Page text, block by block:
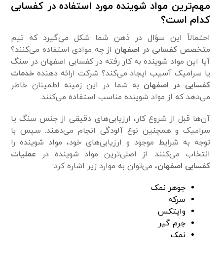
مهم‌ترین مواد شوینده مورد استفاده در کفسابی
کدام است؟
احتمالاً این سؤال در ذهن شما شکل می‌گیرد که تیم
متخصص کفسابی در اصفهان از چه موادی استفاده می‌کنند؟
آیا این مواد شوینده به کار رفته در کفسابی اصفهان در سنگ
یا سرامیک آسیب ایجاد می‌کند؟ شرکت ارائه دهنده خدمات
کفسابی در اصفهان به شما در این زمینه اطمینان خاطر
می‌دهد که از مواد شوینده مناسب استفاده می‌کنند.
آن‌ها قبل از شروع کار، ارزیابی‌های دقیقی از جنس سنگ یا
سرامیک و همچنین نوع آلودگی انجام می‌دهند. سپس با
توجه به شرایط موجود و ارزیابی‌های خود، مواد شوینده را
انتخاب می‌کنند. از اصلی‌ترین مواد شوینده در عملیات
کفسابی اصفهان، می‌توان به موارد زیر اشاره کرد:
جوهر نمک
سرکه
وایتکس
جرم گیر
نمک